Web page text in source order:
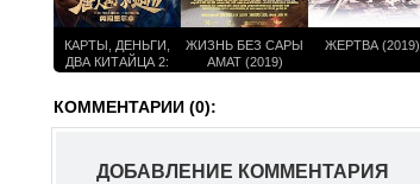
КАРТЫ, ДЕНЬГИ,
ДВА КИТАЙЦА 2:
ЖИЗНЬ БЕЗ САРЫ
АМАТ (2019)
ЖЕРТВА (2019)
КОММЕНТАРИИ (0):
ДОБАВЛЕНИЕ КОММЕНТАРИЯ